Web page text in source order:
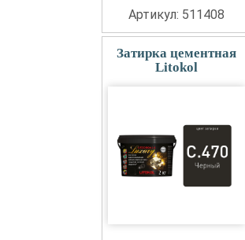
Артикул: 511408
Затирка цементная
Litokol